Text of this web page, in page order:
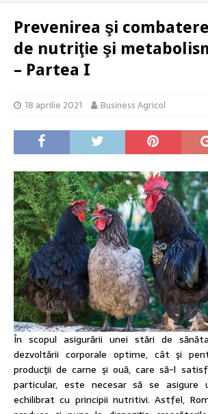
Prevenirea şi
de nutriţie şi
– Partea I
18 aprilie 2021 Business Agricol
În scopul asigurării unei stări de
dezvoltării corporale optime, cât şi
producţii de carne şi ouă, care să-l
particular, este necesar să se asigure
echilibrat cu principii nutritivi. Astfel,